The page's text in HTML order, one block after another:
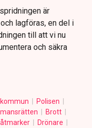
är
lagföras, en del i
till att vi nu
och säkra
Polisen
Brott
Drönare